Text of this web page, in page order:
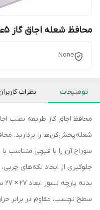
محافظ شعله اجاق گاز 5عددی
None
توضیحات نظرات
محافظ اجاق گاز طریقه نصب
شعله‌پخش‌کن‌ها را بردارید.
سوراخ آن را با قیچی متناسب
جلوگیری از ایجاد لکه‌های
سطح نچسب، مقاوم در برابر